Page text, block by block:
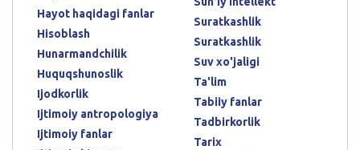
Hayot haqidagi fanlar
Hisoblash
Hunarmandchilik
Huquqshunoslik
Ijodkorlik
Ijtimoiy antropologiya
Ijtimoiy fanlar
Suratkashlik
Suratkashlik
Suv xo'jaligi
Ta'lim
Tabiiy fanlar
Tadbirkorlik
Tarix